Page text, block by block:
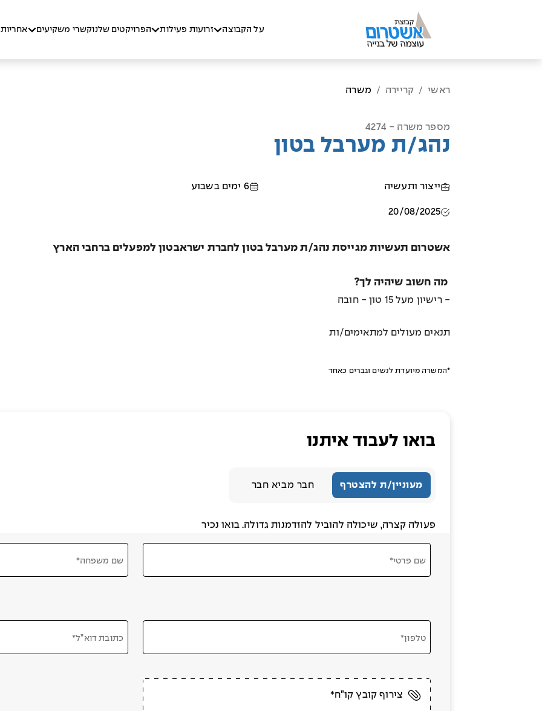
על הקבוצה זרועות פעילות הפרויקטים שלנוקשרי משקיעים
ראשי / קריירה / משרה
מספר משרה - 4274
נהג/ת מערבל בטון
ייצור ותעשיה 6 ימים בשבוע
20/08/2025
אשטרום תעשיות מגייסת נהג/ת מערבל בטון לחברת ישראבטון למפעלים ברחבי הארץ
מה חשוב שיהיה לך?
- רישיון מעל 15 טון - חובה
תנאים מעולים למתאימים/ות
*המשרה מיועדת לנשים וגברים כאחד
בואו לעבוד איתנו
מעוניין/ת להצטרף חבר מביא חבר
פעולה קצרה, שיכולה להוביל להזדמנות גדולה. בואו נכיר
שם פרטי* שם משפחה*
טלפון* כתובת דוא”ל*
צירוף קובץ קו”ח*